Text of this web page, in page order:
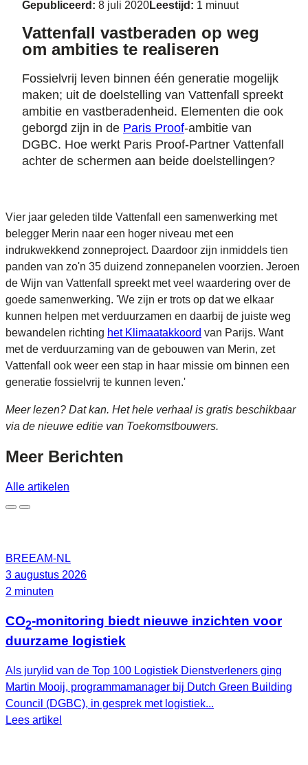
Gepubliceerd: 8 juli 2020Leestijd: 1 minuut
Vattenfall vastberaden op weg
om ambities te realiseren
Fossielvrij leven binnen één generatie mogelijk
maken; uit de doelstelling van Vattenfall spreekt
ambitie en vastberadenheid. Elementen die ook
geborgd zijn in de Paris Proof-ambitie van
DGBC. Hoe werkt Paris Proof-Partner Vattenfall
achter de schermen aan beide doelstellingen?
Vier jaar geleden tilde Vattenfall een samenwerking met
belegger Merin naar een hoger niveau met een
indrukwekkend zonneproject. Daardoor zijn inmiddels tien
panden van zo'n 35 duizend zonnepanelen voorzien. Jeroen
de Wijn van Vattenfall spreekt met veel waardering over de
goede samenwerking. 'We zijn er trots op dat we elkaar
kunnen helpen met verduurzamen en daarbij de juiste weg
bewandelen richting het Klimaatakkoord van Parijs. Want
met de verduurzaming van de gebouwen van Merin, zet
Vattenfall ook weer een stap in haar missie om binnen een
generatie fossielvrij te kunnen leven.'
Meer lezen? Dat kan. Het hele verhaal is gratis beschikbaar
via de nieuwe editie van Toekomstbouwers.
Meer Berichten
Alle artikelen
BREEAM-NL
3 augustus 2026
2 minuten
CO2-monitoring biedt nieuwe inzichten voor
duurzame logistiek
Als jurylid van de Top 100 Logistiek Dienstverleners ging
Martin Mooij, programmamanager bij Dutch Green Building
Council (DGBC), in gesprek met logistiek...
Lees artikel